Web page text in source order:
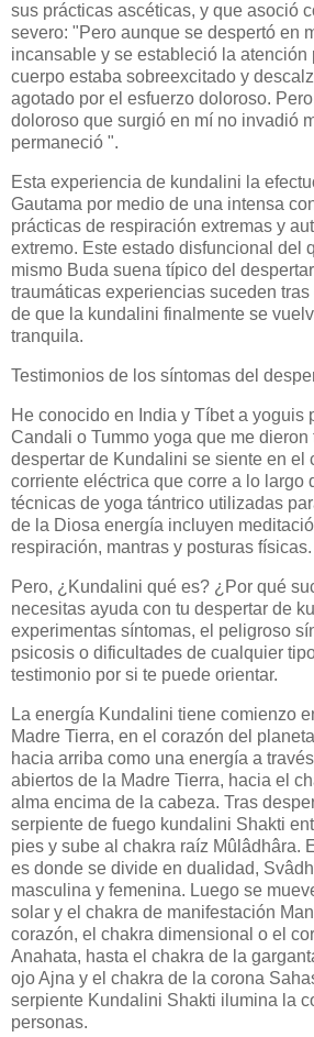
sus prácticas ascéticas, y que asoció
severo: "Pero aunque se despertó en
incansable y se estableció la atención
cuerpo estaba sobreexcitado y
agotado por el esfuerzo doloroso.
doloroso que surgió en mí no invadió
permaneció ".
Esta experiencia de kundalini la
Gautama por medio de una intensa
prácticas de respiración extremas y
extremo. Este estado disfuncional del
mismo Buda suena típico del
traumáticas experiencias suceden
de que la kundalini finalmente se
tranquila.
Testimonios de los síntomas del
He conocido en India y Tíbet a yoguis
Candali o Tummo yoga que me dieron
despertar de Kundalini se siente en el
corriente eléctrica que corre a lo largo
técnicas de yoga tántrico utilizadas
de la Diosa energía incluyen
respiración, mantras y posturas físicas.
Pero, ¿Kundalini qué es? ¿Por qué
necesitas ayuda con tu despertar de
experimentas síntomas, el peligroso
psicosis o dificultades de cualquier
testimonio por si te puede orientar.
La energía Kundalini tiene comienzo
Madre Tierra, en el corazón del
hacia arriba como una energía a
abiertos de la Madre Tierra, hacia el
alma encima de la cabeza. Tras
serpiente de fuego kundalini Shakti
pies y sube al chakra raíz Mûlâdhâra.
es donde se divide en dualidad,
masculina y femenina. Luego se
solar y el chakra de manifestación
corazón, el chakra dimensional o el
Anahata, hasta el chakra de la
ojo Ajna y el chakra de la corona
serpiente Kundalini Shakti ilumina la
personas.